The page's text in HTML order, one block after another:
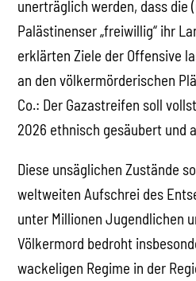
unerträglich werden, dass die
Palästinenser „freiwillig“ ihr
erklärten Ziele der Offensive
an den völkermörderischen
Co.: Der Gazastreifen soll
2026 ethnisch gesäubert und
Diese unsäglichen Zustände
weltweiten Aufschrei des
unter Millionen Jugendlichen
Völkermord bedroht
wackeligen Regime in der